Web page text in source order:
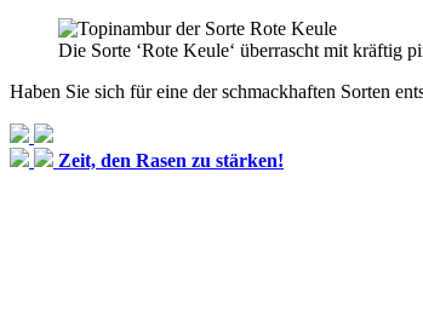
Die Sorte ‘Rote Keule‘ überrascht mit kräftig
Haben Sie sich für eine der schmackhaften Sorten
Zeit, den Rasen zu stärken!